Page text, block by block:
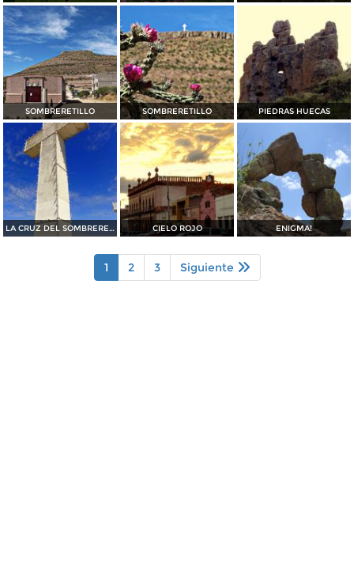
SOMBRERETILLO SOMBRERETILLO PIEDRAS HUECAS
LA CRUZ DEL SOMBRERETILLO CIELO ROJO ENIGMA!
1 2 3 Siguiente